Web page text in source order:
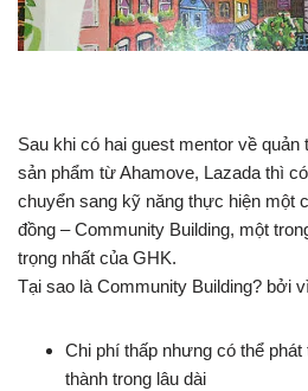
Sau khi có hai guest mentor về
sản phẩm từ Ahamove, Lazada thì
chuyển sang kỹ năng thực hiện một
đồng – Community Building, một
trọng nhất của GHK.
Tại sao là Community Building? bởi vì
Chi phí thấp nhưng có thể
thành trong lâu dài